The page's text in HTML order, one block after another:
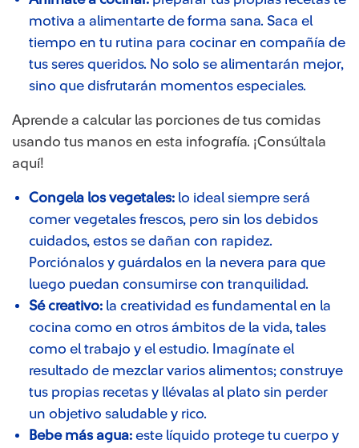
motiva a alimentarte de forma sana. Saca el
tiempo en tu rutina para cocinar en compañía de
tus seres queridos. No solo se alimentarán mejor,
sino que disfrutarán momentos especiales.
Aprende a calcular las porciones de tus comidas
usando tus manos en esta infografía. ¡Consúltala
aquí!
Congela los vegetales: lo ideal siempre será
comer vegetales frescos, pero sin los debidos
cuidados, estos se dañan con rapidez.
Porciónalos y guárdalos en la nevera para que
luego puedan consumirse con tranquilidad.
Sé creativo: la creatividad es fundamental en la
cocina como en otros ámbitos de la vida, tales
como el trabajo y el estudio. Imagínate el
resultado de mezclar varios alimentos; construye
tus propias recetas y llévalas al plato sin perder
un objetivo saludable y rico.
Bebe más agua: este líquido protege tu cuerpo y